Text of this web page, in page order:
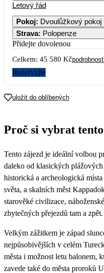
14
21
Letový řád
Pokoj: Dvoulůžkový pokoj
Strava: Polopenze
Přidejte dovolenou
Celkem: 45 580 Kčpodrobnosti
Rezervujte
uložit do oblíbených
Proč si vybrat
Tento zájezd je ideální volbou
daleko od klasických
historická a archeologická
světa, a skalních měst
starověké civilizace,
zbytečných přejezdů tam a zpět.
Velkým zážitkem je západ
nejpůsobivějších v celém
města i možnost letu balonem,
zavede také do města proroků